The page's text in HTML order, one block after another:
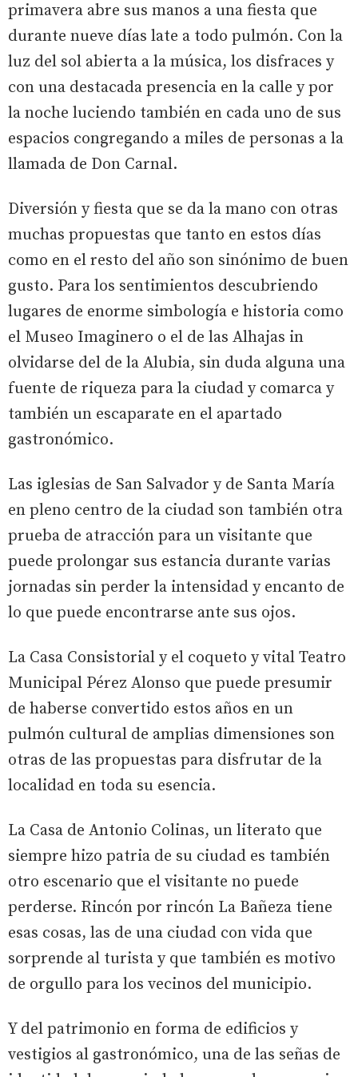
primavera abre sus manos a una fiesta que
durante nueve días late a todo pulmón. Con la
luz del sol abierta a la música, los disfraces y
con una destacada presencia en la calle y por
la noche luciendo también en cada uno de sus
espacios congregando a miles de personas a la
llamada de Don Carnal.
Diversión y fiesta que se da la mano con otras
muchas propuestas que tanto en estos días
como en el resto del año son sinónimo de buen
gusto. Para los sentimientos descubriendo
lugares de enorme simbología e historia como
el Museo Imaginero o el de las Alhajas in
olvidarse del de la Alubia, sin duda alguna una
fuente de riqueza para la ciudad y comarca y
también un escaparate en el apartado
gastronómico.
Las iglesias de San Salvador y de Santa María
en pleno centro de la ciudad son también otra
prueba de atracción para un visitante que
puede prolongar sus estancia durante varias
jornadas sin perder la intensidad y encanto de
lo que puede encontrarse ante sus ojos.
La Casa Consistorial y el coqueto y vital Teatro
Municipal Pérez Alonso que puede presumir
de haberse convertido estos años en un
pulmón cultural de amplias dimensiones son
otras de las propuestas para disfrutar de la
localidad en toda su esencia.
La Casa de Antonio Colinas, un literato que
siempre hizo patria de su ciudad es también
otro escenario que el visitante no puede
perderse. Rincón por rincón La Bañeza tiene
esas cosas, las de una ciudad con vida que
sorprende al turista y que también es motivo
de orgullo para los vecinos del municipio.
Y del patrimonio en forma de edificios y
vestigios al gastronómico, una de las señas de